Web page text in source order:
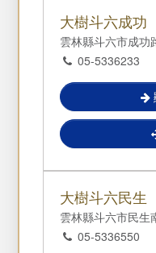
大樹斗六成功
雲林縣斗六市成
05-5336233
大樹斗六民生
雲林縣斗六市民生
05-5336550
Sorry, the